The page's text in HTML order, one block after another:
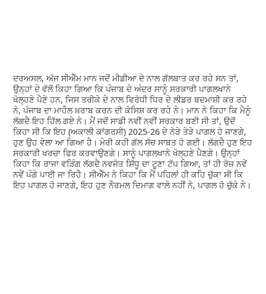
ਦਰਅਸਲ, ਅੱਜ ਸੀਐੱਮ ਮਾਨ ਜਦੋਂ ਮੀਡੀਆ ਦੇ ਨਾਲ ਗੱਲਬਾਤ ਕਰ ਰਹੇ ਸਨ ਤਾਂ,
ਉਨ੍ਹਾਂ ਦੇ ਵੱਲੋਂ ਕਿਹਾ ਗਿਆ ਕਿ ਪੰਜਾਬ ਦੇ ਅੰਦਰ ਸਾਨੂੰ ਸਰਕਾਰੀ ਪਾਗਲਖਾਨੇ
ਖੋਲ੍ਹਣੇ ਪੈਣੇ ਹਨ, ਜਿਸ ਤਰੀਕੇ ਦੇ ਨਾਲ ਵਿਰੋਧੀ ਧਿਰ ਦੇ ਲੀਡਰ ਬਦਮਾਸ਼ੀ ਕਰ ਰਹੇ
ਨੇ, ਪੰਜਾਬ ਦਾ ਮਾਹੌਲ ਖ਼ਰਾਬ ਕਰਨ ਦੀ ਕੋਸਿਸ਼ ਕਰ ਰਹੇ ਨੇ। ਮਾਨ ਨੇ ਕਿਹਾ ਕਿ ਮੈਨੂੰ
ਲੱਗਦੈ ਇਹ ਹਿੱਲ ਗਏ ਨੇ। ਮੈਂ ਜਦੋਂ ਸਾਡੀ ਨਵੀਂ ਨਵੀਂ ਸਰਕਾਰ ਬਣੀ ਸੀ ਤਾਂ, ਉਦੋਂ
ਕਿਹਾ ਸੀ ਕਿ ਇਹ (ਅਕਾਲੀ ਕਾਂਗਰਸੀ) 2025-26 ਦੇ ਨੇੜੇ ਤੇੜੇ ਪਾਗਲ ਹੋ ਜਾਣਗੇ,
ਹੁਣ ਉਹ ਵੇਲਾ ਆ ਗਿਆ ਹੈ। ਮੇਰੀ ਕਹੀ ਗੱਲ ਸੱਚ ਸਾਬਤ ਹੋ ਗਈ। ਲੱਗਦੈ ਹੁਣ ਇਹ
ਸਰਕਾਰੀ ਖਰਚਾ ਫਿਰ ਕਰਵਾਉਣਗੇ। ਸਾਨੂੰ ਪਾਗਲਖਾਨੇ ਖੋਲ੍ਹਣੇ ਪੈਣਗੇ। ਉਨ੍ਹਾਂ
ਕਿਹਾ ਕਿ ਰਾਜਾ ਵੜਿੰਗ ਲੱਗਦੈ ਨਵਜੋਤ ਸਿੱਧੂ ਦਾ ਟੂਣਾ ਟੱਪ ਗਿਆ, ਤਾਂ ਹੀ ਰੋਜ਼ ਨਵੇਂ
ਨਵੇਂ ਪੰਗੇ ਪਾਈ ਜਾ ਰਿਹੈ। ਸੀਐੱਮ ਨੇ ਕਿਹਾ ਕਿ ਮੈਂ ਪਹਿਲਾਂ ਹੀ ਕਹਿ ਚੁੱਕਾ ਸੀ ਕਿ
ਇਹ ਪਾਗਲ ਹੋ ਜਾਣਗੇ, ਇਹ ਹੁਣ ਨੌਰਮਲ ਦਿਮਾਗ ਵਾਲੇ ਨਹੀਂ ਨੇ, ਪਾਗਲ ਹੋ ਚੁੱਕੇ ਨੇ।